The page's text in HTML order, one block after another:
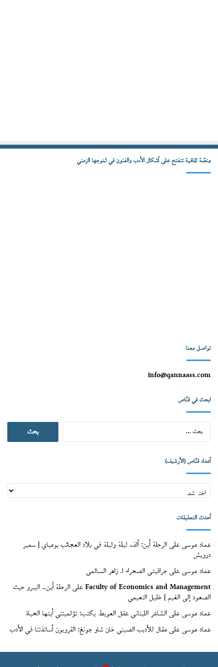
مِنصّة ثقافية تنفتح على أشكال الأدب والفنون في تَمَوجها الزمني
تواصل معنا
info@qannaass.com
ابحث في قنّاص
البحث
أعداد قنّاص (الأرشيف)
أعداد
قنّاص
أحدث التعليقات
عماد موسىعلىالرحلة أين: ألف ليلة وليلة في بلاد العجائب بومباي | سمير
درويش
عماد موسىعلىجرافيتي الصحراء لـ زاهر السالمي
Faculty of Economics and Managementعلىالرحلة أين.. البيرو حيث
الصعود إلى الغيم | خليل النعيمي
عماد موسىعلىالشاعر اللبناني عقل العويط يكتب: تؤلمينني أيتها الحياة
عماد موسىعلىمقال للأديب الصيني خان شاو جونغ: القرويون أساتذتنا في الأدب